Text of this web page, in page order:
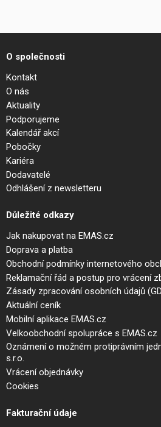
O společnosti
Kontakt
O nás
Aktuality
Podporujeme
Kalendář akcí
Pobočky
Kariéra
Dodavatelé
Odhlášení z newsletteru
Důležité odkazy
Jak nakupovat na EMAS.cz
Doprava a platba
Obchodní podmínky internetového
Reklamační řád a postup pro vrácení
Zásady zpracování osobních údajů
Aktuální ceník
Mobilní aplikace EMAS.cz
Velkoobchodní spolupráce s EMAS.cz
Oznámení o možném protiprávním
s.r.o.
Vrácení objednávky
Cookies
Fakturační údaje